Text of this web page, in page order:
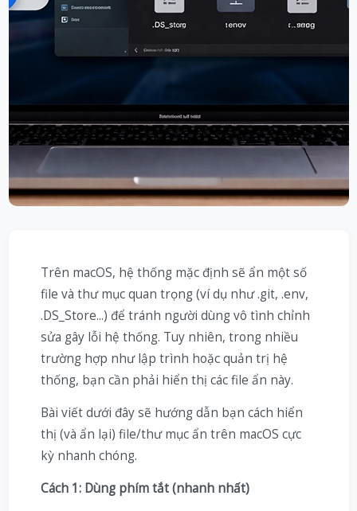
Trên macOS, hệ thống mặc định sẽ ẩn một số
file và thư mục quan trọng (ví dụ như .git, .env,
.DS_Store...) để tránh người dùng vô tình chỉnh
sửa gây lỗi hệ thống. Tuy nhiên, trong nhiều
trường hợp như lập trình hoặc quản trị hệ
thống, bạn cần phải hiển thị các file ẩn này.
Bài viết dưới đây sẽ hướng dẫn bạn cách hiển
thị (và ẩn lại) file/thư mục ẩn trên macOS cực
kỳ nhanh chóng.
Cách 1: Dùng phím tắt (nhanh nhất)